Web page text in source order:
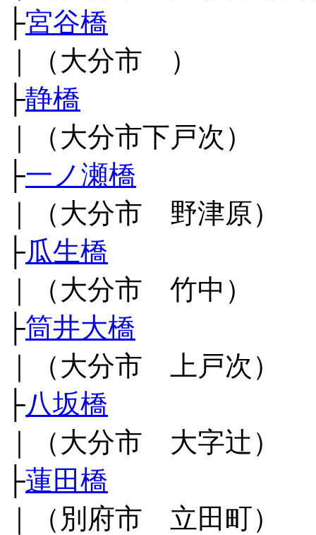
├宮谷橋
｜（大分市 ）
├静橋
｜（大分市下戸次）
├一ノ瀬橋
｜（大分市 野津原）
├瓜生橋
｜（大分市 竹中）
├筒井大橋
｜（大分市 上戸次）
├八坂橋
｜（大分市 大字辻）
├蓮田橋
｜（別府市 立田町）